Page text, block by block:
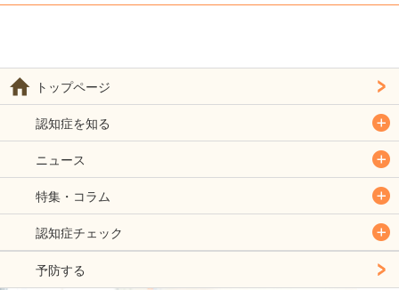
トップページ
認知症を知る
ニュース
特集・コラム
認知症チェック
予防する